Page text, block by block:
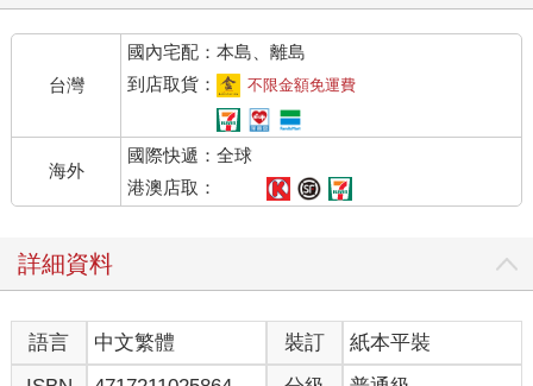
台灣
國內宅配：本島、離島
到店取貨：
不限金額免運費
海外
國際快遞：全球
港澳店取：
詳細資料
語言 中文繁體 裝訂
紙本平裝